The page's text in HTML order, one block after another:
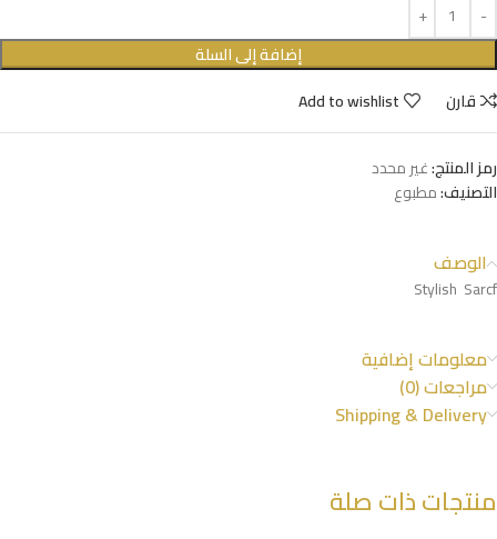
إضافة إلى السلة
قارن
Add to wishlist
رمز المنتج:غير محدد
التصنيف:مطبوع
الوصف
Stylish Sarcf
معلومات إضافية
مراجعات (0)
Shipping & Delivery
منتجات ذات صلة